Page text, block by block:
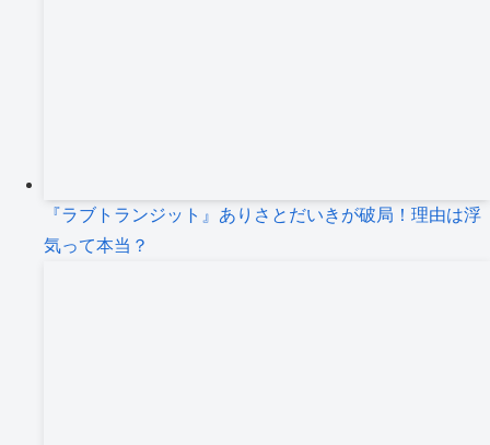
『ラブトランジット』ありさとだいきが破局！理由は浮
気って本当？